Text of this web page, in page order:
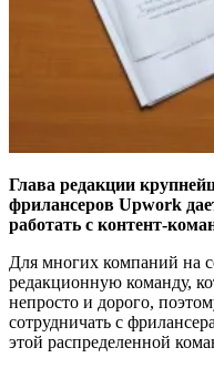
Глава редакции
фрилансеров Upwork
работать с контент-
Для многих компаний на
редакционную команду,
непросто и дорого,
сотрудничать с
этой распределенной